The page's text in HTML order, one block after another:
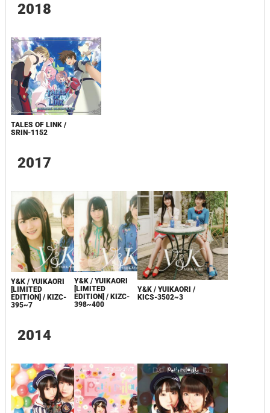
2018
TALES OF LINK /
SRIN-1152
2017
Y&K / YUIKAORI
[LIMITED
EDITION] / KIZC-
395~7
Y&K / YUIKAORI
[LIMITED
EDITION] / KIZC-
398~400
Y&K / YUIKAORI /
KICS-3502~3
2014